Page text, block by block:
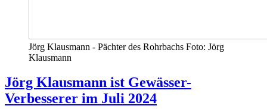
Jörg Klausmann - Pächter des Rohrbachs Foto: Jörg
Klausmann
Jörg Klausmann ist Gewässer-
Verbesserer im Juli 2024